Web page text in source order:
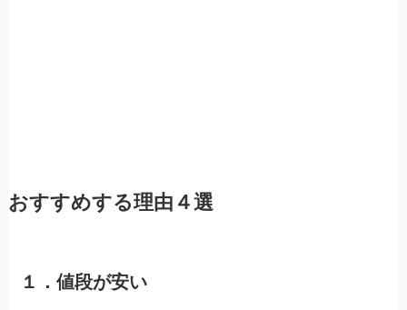
おすすめする理由４選
１．値段が安い